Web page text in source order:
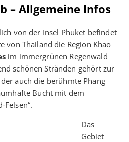
– Allgemeine Infos
von der Insel Phuket befindet
von Thailand die Region Khao
im immergrünen Regenwald
schönen Stränden gehört zur
auch die berühmte Phang
Bucht mit dem
Felsen“.
Das
Gebiet